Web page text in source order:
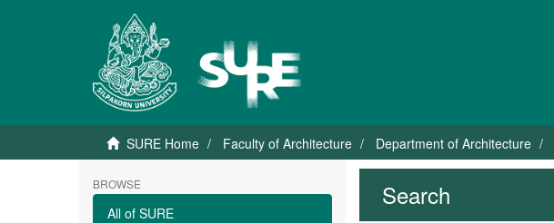
SURE Home Faculty of Architecture Department of Architecture
BROWSE
All of SURE
Search